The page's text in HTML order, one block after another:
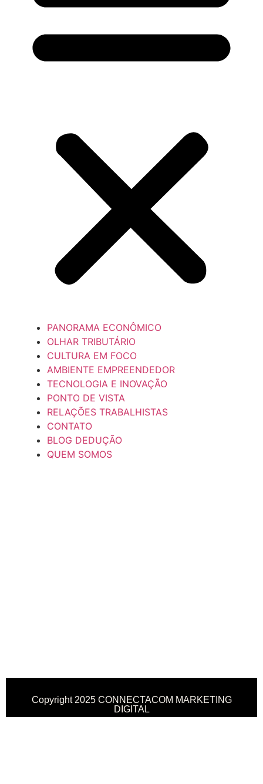
PANORAMA ECONÔMICO
OLHAR TRIBUTÁRIO
CULTURA EM FOCO
AMBIENTE EMPREENDEDOR
TECNOLOGIA E INOVAÇÃO
PONTO DE VISTA
RELAÇÕES TRABALHISTAS
CONTATO
BLOG DEDUÇÃO
QUEM SOMOS
Copyright 2025 CONNECTACOM MARKETING
DIGITAL